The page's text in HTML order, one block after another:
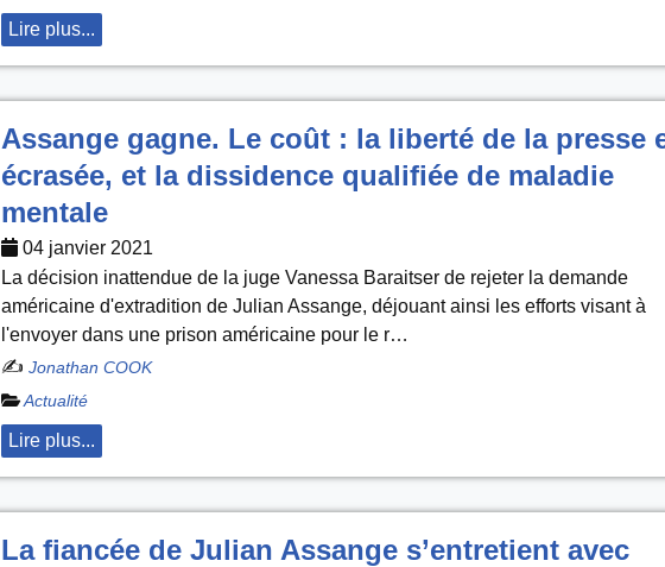
Lire plus...
Assange gagne. Le coût : la liberté de la presse
écrasée, et la dissidence qualifiée de maladie
mentale
04 janvier 2021
La décision inattendue de la juge Vanessa Baraitser de rejeter la demande
américaine d'extradition de Julian Assange, déjouant ainsi les efforts visant à
l'envoyer dans une prison américaine pour le r…
✍️ Jonathan COOK
Actualité
Lire plus...
La fiancée de Julian Assange s’entretient avec